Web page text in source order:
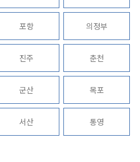
소식/자료
언론보도
공지사항
법률서식
레터/브로슈어
세미나
법률상담예약
포항 의정부
진주 춘천
군산 목포
서산 통영